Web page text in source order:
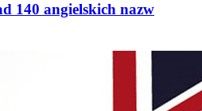
140 angielskich nazw